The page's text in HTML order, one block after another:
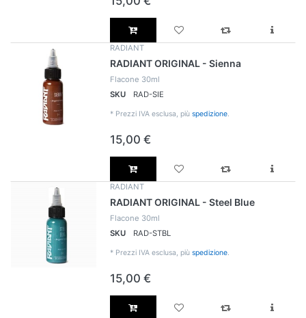
RADIANT
RADIANT ORIGINAL - Sienna
Flacone 30ml
SKU
RAD-SIE
* Prezzi IVA esclusa, più spedizione.
15,00 €
RADIANT
RADIANT ORIGINAL - Steel Blue
Flacone 30ml
SKU
RAD-STBL
* Prezzi IVA esclusa, più spedizione.
15,00 €